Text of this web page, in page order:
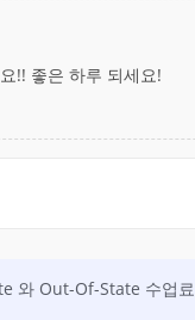
!! 좋은 하루 되세요!
와 Out-Of-State 수업료